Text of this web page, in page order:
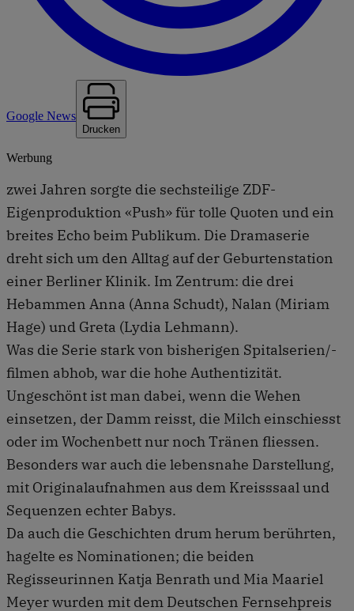
Google News
Drucken
Werbung
zwei Jahren sorgte die sechsteilige ZDF-
Eigenproduktion «Push» für tolle Quoten und ein
breites Echo beim Publikum. Die Dramaserie
dreht sich um den Alltag auf der Geburtenstation
einer Berliner Klinik. Im Zentrum: die drei
Hebammen Anna (Anna Schudt), Nalan (Miriam
Hage) und Greta (Lydia Lehmann).
Was die Serie stark von bisherigen Spitalserien/-
filmen abhob, war die hohe Authentizität.
Ungeschönt ist man dabei, wenn die Wehen
einsetzen, der Damm reisst, die Milch einschiesst
oder im Wochenbett nur noch Tränen fliessen.
Besonders war auch die lebensnahe Darstellung,
mit Originalaufnahmen aus dem Kreisssaal und
Sequenzen echter Babys.
Da auch die Geschichten drum herum berührten,
hagelte es Nominationen; die beiden
Regisseurinnen Katja Benrath und Mia Maariel
Meyer wurden mit dem Deutschen Fernsehpreis